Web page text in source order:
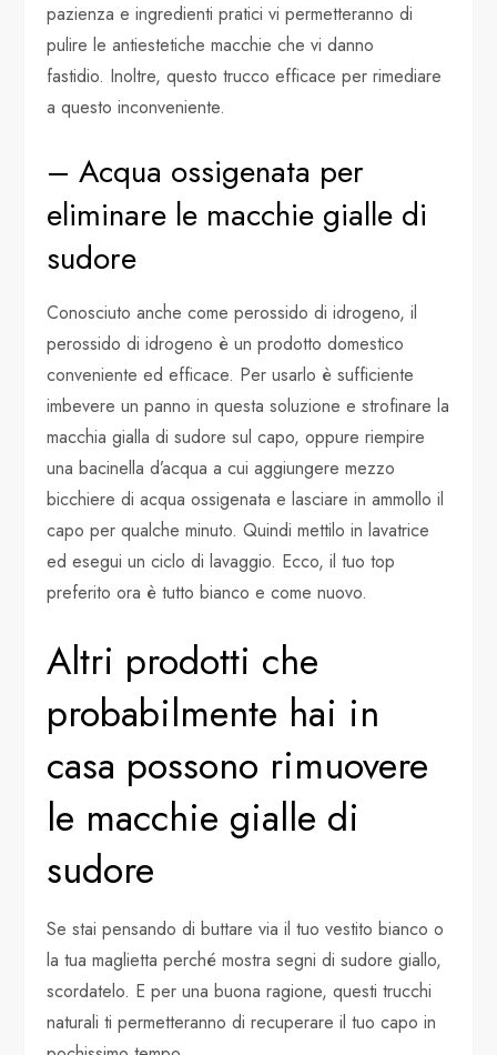
pazienza e ingredienti pratici vi permetteranno di
pulire le antiestetiche macchie che vi danno
fastidio. Inoltre, questo trucco efficace per rimediare
a questo inconveniente.
– Acqua ossigenata per
eliminare le macchie gialle di
sudore
Conosciuto anche come perossido di idrogeno, il
perossido di idrogeno è un prodotto domestico
conveniente ed efficace. Per usarlo è sufficiente
imbevere un panno in questa soluzione e strofinare la
macchia gialla di sudore sul capo, oppure riempire
una bacinella d’acqua a cui aggiungere mezzo
bicchiere di acqua ossigenata e lasciare in ammollo il
capo per qualche minuto. Quindi mettilo in lavatrice
ed esegui un ciclo di lavaggio. Ecco, il tuo top
preferito ora è tutto bianco e come nuovo.
Altri prodotti che
probabilmente hai in
casa possono rimuovere
le macchie gialle di
sudore
Se stai pensando di buttare via il tuo vestito bianco o
la tua maglietta perché mostra segni di sudore giallo,
scordatelo. E per una buona ragione, questi trucchi
naturali ti permetteranno di recuperare il tuo capo in